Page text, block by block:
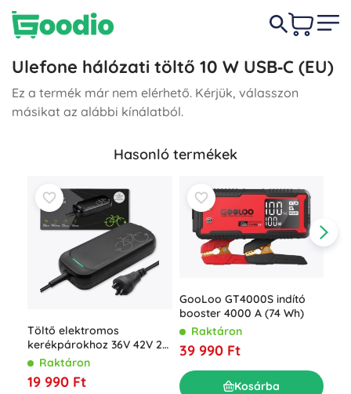
Ulefone hálózati töltő 10 W USB‑C (EU)
Ez a termék már nem elérhető. Kérjük, válasszon
másikat az alábbi kínálatból.
Hasonló termékek
Töltő elektromos
kerékpárokhoz 36V 42V 2A
BOSCH csatlakozóval,
Raktáron
19 990 Ft
GooLoo GT4000S indító
booster 4000 A (74 Wh)
Raktáron
39 990 Ft
Kosárba